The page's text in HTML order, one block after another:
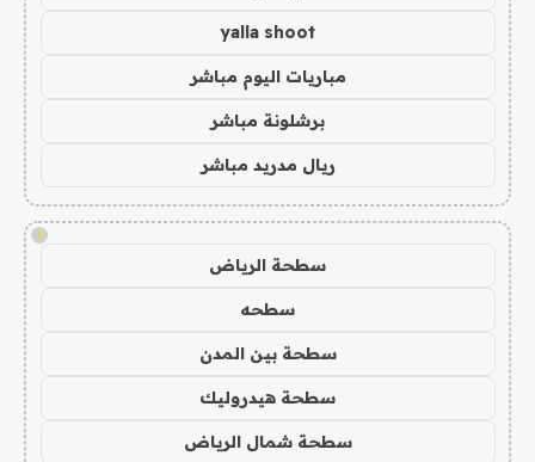
yalla shoot
مباريات اليوم مباشر
برشلونة مباشر
ريال مدريد مباشر
!
سطحة الرياض
سطحه
سطحة بين المدن
سطحة هيدروليك
سطحة شمال الرياض